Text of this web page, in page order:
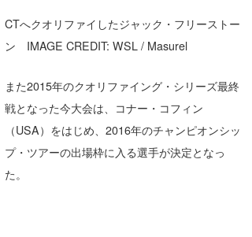
CTへクオリファイしたジャック・フリーストー
ン IMAGE CREDIT: WSL / Masurel
また2015年のクオリファイング・シリーズ最終
戦となった今大会は、コナー・コフィン
（USA）をはじめ、2016年のチャンピオンシッ
プ・ツアーの出場枠に入る選手が決定となっ
た。